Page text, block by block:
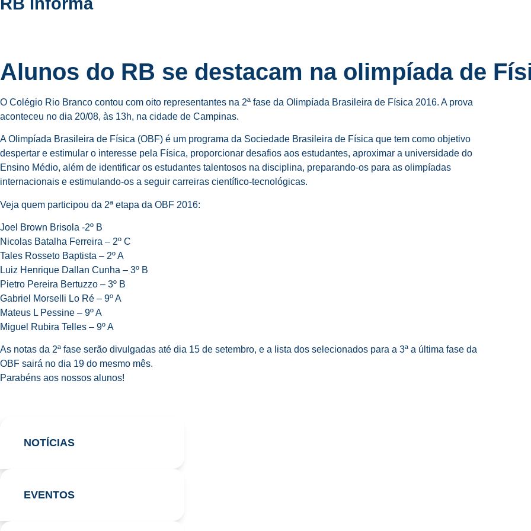
Alunos do RB se destacam na olimpíada de
O Colégio Rio Branco contou com oito representantes na 2ª fase da Olimpíada Brasileira de Física 2016. A prova
aconteceu no dia 20/08, às 13h, na cidade de Campinas.
A Olimpíada Brasileira de Física (OBF) é um programa da Sociedade Brasileira de Física que tem como objetivo
despertar e estimular o interesse pela Física, proporcionar desafios aos estudantes, aproximar a universidade do
Ensino Médio, além de identificar os estudantes talentosos na disciplina, preparando-os para as olimpíadas
internacionais e estimulando-os a seguir carreiras científico-tecnológicas.
Veja quem participou da 2ª etapa da OBF 2016:
Joel Brown Brisola -2º B
Nicolas Batalha Ferreira – 2º C
Tales Rosseto Baptista – 2º A
Luiz Henrique Dallan Cunha – 3º B
Pietro Pereira Bertuzzo – 3º B
Gabriel Morselli Lo Ré – 9º A
Mateus L Pessine – 9º A
Miguel Rubira Telles – 9º A
As notas da 2ª fase serão divulgadas até dia 15 de setembro, e a lista dos selecionados para a 3ª a última fase da
OBF sairá no dia 19 do mesmo mês.
Parabéns aos nossos alunos!
NOTÍCIAS
EVENTOS